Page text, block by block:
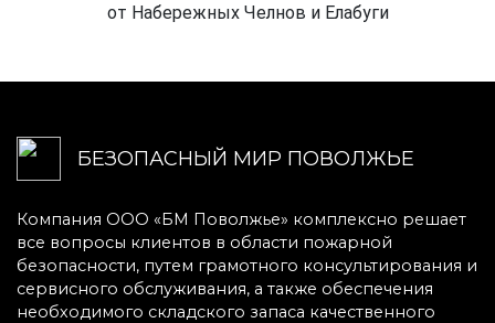
от Набережных Челнов и Елабуги
БЕЗОПАСНЫЙ МИР ПОВОЛЖЬЕ
Компания ООО «БМ Поволжье» комплексно решает
все вопросы клиентов в области пожарной
безопасности, путем грамотного консультирования и
сервисного обслуживания, а также обеспечения
необходимого складского запаса качественного